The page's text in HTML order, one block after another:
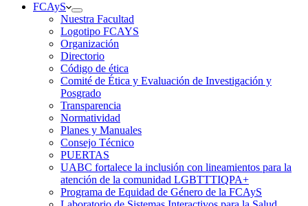
FCAyS
Nuestra Facultad
Logotipo FCAYS
Organización
Directorio
Código de ética
Comité de Ética y Evaluación de Investigación y
Posgrado
Transparencia
Normatividad
Planes y Manuales
Consejo Técnico
PUERTAS
UABC fortalece la inclusión con lineamientos para la
atención de la comunidad LGBTTTIQPA+
Programa de Equidad de Género de la FCAyS